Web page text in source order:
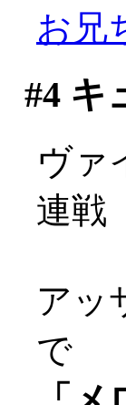
お兄
#4キ
ヴァ
連戦
アッ
で